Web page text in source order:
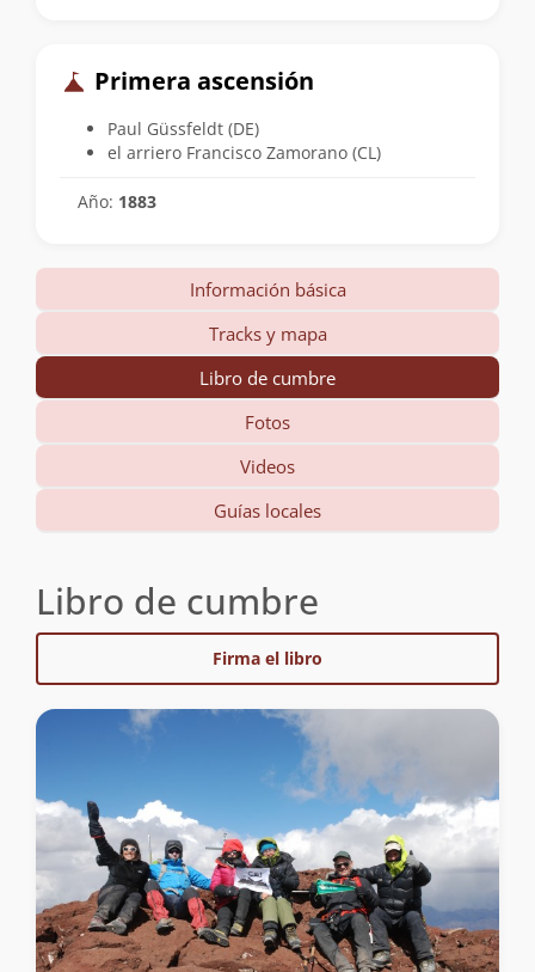
Primera ascensión
Paul Güssfeldt (DE)
el arriero Francisco Zamorano (CL)
Año: 1883
Información básica
Tracks y mapa
Libro de cumbre
Fotos
Videos
Guías locales
Libro de cumbre
Firma el libro